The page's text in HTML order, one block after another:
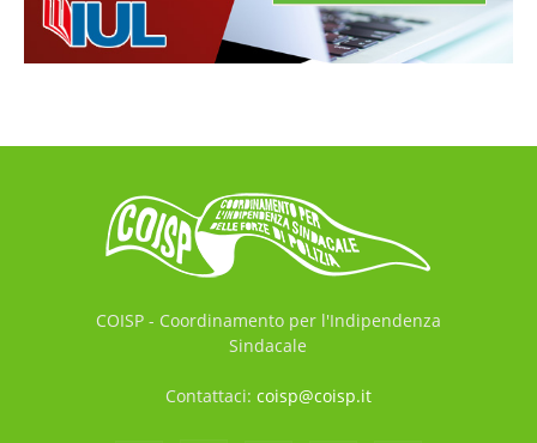
COISP - Coordinamento per l'Indipendenza
Sindacale
Contattaci: coisp@coisp.it